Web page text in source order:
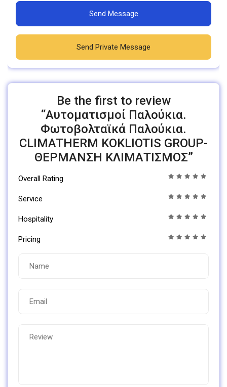
Send Message
Send Private Message
Be the first to review
“Αυτοματισμοί Παλούκια.
Φωτοβολταϊκά Παλούκια.
CLIMATHERM KOKLIOTIS GROUP-
ΘΕΡΜΑΝΣΗ ΚΛΙΜΑΤΙΣΜΟΣ”
Overall Rating
Service
Hospitality
Pricing